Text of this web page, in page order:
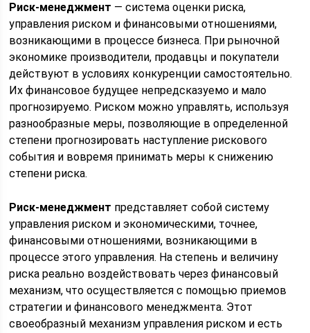
Риск-менеджмент — система оценки риска,
управления риском и финансовыми отношениями,
возникающими в процессе бизнеса. При рыночной
экономике производители, продавцы и покупатели
действуют в условиях конкуренции самостоятельно.
Их финансовое будущее непредсказуемо и мало
прогнозируемо. Риском можно управлять, используя
разнообразные меры, позволяющие в определенной
степени прогнозировать наступление рискового
события и вовремя принимать меры к снижению
степени риска.
Риск-менеджмент представляет собой систему
управления рис­ком и экономическими, точнее,
финансовыми отношениями, возникающими в
процессе этого управления. На степень и величину
риска реально воздействовать через финансовый
механизм, что осуществляется с помощью приемов
стратегии и финансового менеджмента. Этот
своеобразный механизм управления риском и есть